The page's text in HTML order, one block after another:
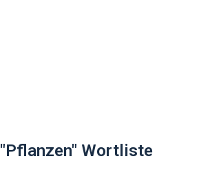
"Pflanzen" Wortliste